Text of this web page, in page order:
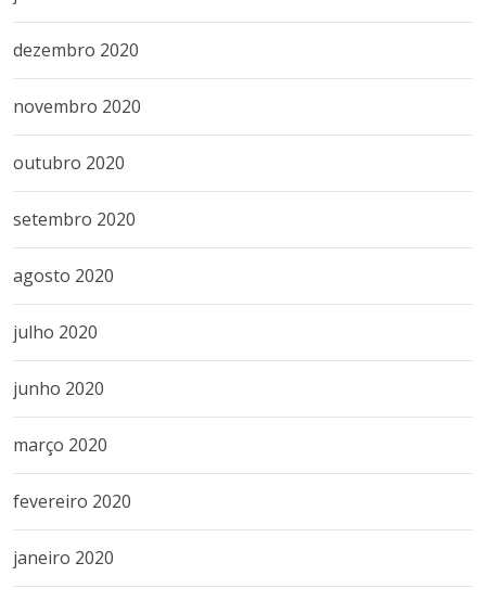
dezembro 2020
novembro 2020
outubro 2020
setembro 2020
agosto 2020
julho 2020
junho 2020
março 2020
fevereiro 2020
janeiro 2020